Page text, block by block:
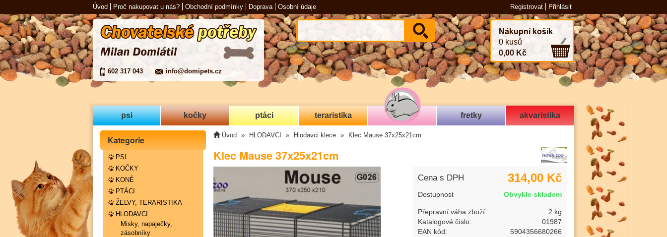
Registrovat Přihlásit
Úvod Proč nakupovat u nás? Obchodní podmínky Doprava Osobní údaje
602 317 043 info@domipets.cz
Nákupní košík
0 kusů
0,00 Kč
psi kočky ptáci teraristika fretky akvaristika
Kategorie
PSI
KOČKY
KONĚ
PTÁCI
ŽELVY, TERARISTIKA
HLODAVCI
Misky, napaječky,
zásobníky
Úvod HLODAVCI Hlodavci klece Klec Mause 37x25x21cm
Klec Mause 37x25x21cm
Cena s DPH 314,00 Kč
Dostupnost Obvykle skladem
Přepravní váha zboží:
2 kg
Katalogové číslo:
01987
EAN kód:
5904356680266